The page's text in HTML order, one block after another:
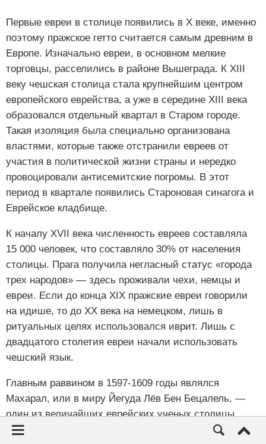
Первые евреи в столице появились в X веке, именно
поэтому пражское гетто считается самым древним в
Европе. Изначально евреи, в основном мелкие
торговцы, расселились в районе Вышеграда. К XIII
веку чешская столица стала крупнейшим центром
европейского еврейства, а уже в середине XIII века
образовался отдельный квартал в Старом городе.
Такая изоляция была специально организована
властями, которые также отстранили евреев от
участия в политической жизни страны и нередко
провоцировали антисемитские погромы. В этот
период в квартале появились Староновая синагога и
Еврейское кладбище.
К началу XVII века численность евреев составляла
15 000 человек, что составляло 30% от населения
столицы. Прага получила негласный статус «города
трех народов» — здесь проживали чехи, немцы и
евреи. Если до конца XIX пражские евреи говорили
на идише, то до XX века на немецком, лишь в
ритуальных целях использовался иврит. Лишь с
двадцатого столетия евреи начали использовать
чешский язык.
Главным раввином в 1597-1609 годы являлся
Махарал, или в миру Йегуда Лёв Бен Бецалель, —
один из величайших еврейских ученых столицы.
Сегодня его могила на Еврейском кладбище является